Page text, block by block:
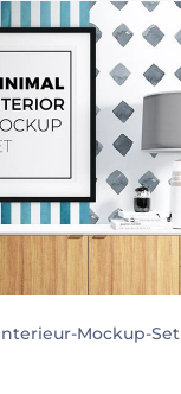
Mockup-Set